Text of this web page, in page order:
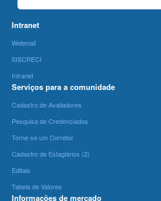
Intranet
Webmail
SISCRECI
Intranet
Serviços para a comunidade
Cadastro de Avaliadores
Pesquisa de Credenciados
Torne-se um Corretor
Cadastro de Estagiários (2)
Editais
Tabela de Valores
Informações de mercado